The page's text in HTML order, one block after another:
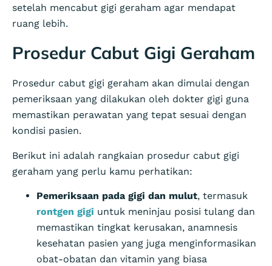
setelah mencabut gigi geraham agar mendapat
ruang lebih.
Prosedur Cabut Gigi Geraham
Prosedur cabut gigi geraham akan dimulai dengan
pemeriksaan yang dilakukan oleh dokter gigi guna
memastikan perawatan yang tepat sesuai dengan
kondisi pasien.
Berikut ini adalah rangkaian prosedur cabut gigi
geraham yang perlu kamu perhatikan:
Pemeriksaan pada gigi dan mulut, termasuk
rontgen gigi untuk meninjau posisi tulang dan
memastikan tingkat kerusakan, anamnesis
kesehatan pasien yang juga menginformasikan
obat-obatan dan vitamin yang biasa